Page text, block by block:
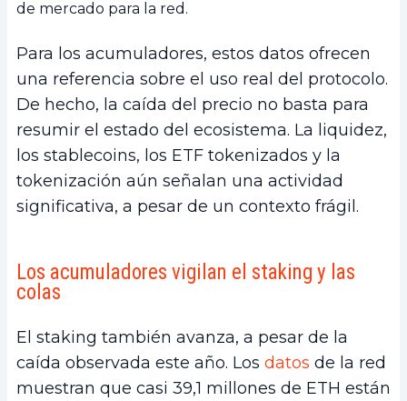
de mercado para la red.
Para los acumuladores, estos datos ofrecen
una referencia sobre el uso real del protocolo.
De hecho, la caída del precio no basta para
resumir el estado del ecosistema. La liquidez,
los stablecoins, los ETF tokenizados y la
tokenización aún señalan una actividad
significativa, a pesar de un contexto frágil.
Los acumuladores vigilan el staking y las
colas
El staking también avanza, a pesar de la
caída observada este año. Los datos de la red
muestran que casi 39,1 millones de ETH están